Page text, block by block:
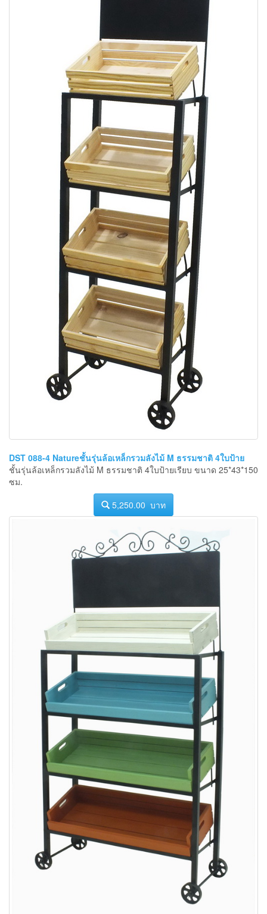
DST 088-4 Natureชั้นรุ่นล้อเหล็กรวมลังไม้ M ธรรมชาติ 4ใบป้าย
ชั้นรุ่นล้อเหล็กรวมลังไม้ M ธรรมชาติ 4ใบป้ายเรียบ ขนาด 25*43*150
ซม.
5,250.00 บาท